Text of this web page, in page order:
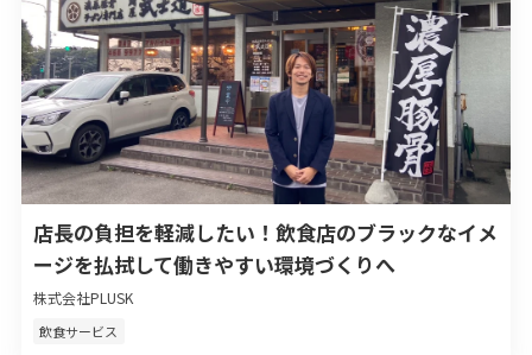
店長の負担を軽減したい！飲食店のブラックなイメ
ージを払拭して働きやすい環境づくりへ
株式会社PLUSK
飲食サービス